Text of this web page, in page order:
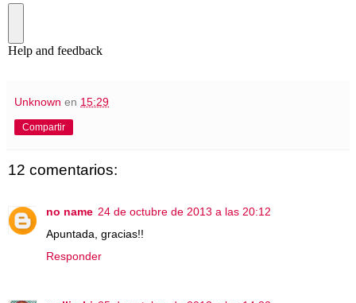
Unknown en 15:29
Compartir
12 comentarios:
no name 24 de octubre de 2013 a las 20:12
Apuntada, gracias!!
Responder